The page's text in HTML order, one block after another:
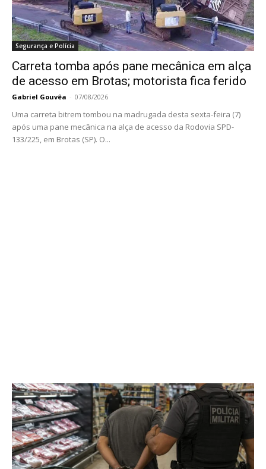
Segurança e Polícia
Carreta tomba após pane mecânica em alça
de acesso em Brotas; motorista fica ferido
Gabriel Gouvêa - 07/08/2026
Uma carreta bitrem tombou na madrugada desta sexta-feira (7)
após uma pane mecânica na alça de acesso da Rodovia SPD-
133/225, em Brotas (SP). O...